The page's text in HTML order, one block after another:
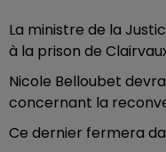
La ministre de la
à la prison de
Nicole Belloubet
concernant la
Ce dernier fermera